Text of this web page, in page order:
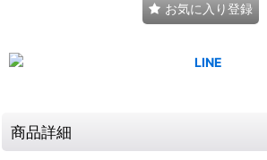
お気に入り登録
商品詳細